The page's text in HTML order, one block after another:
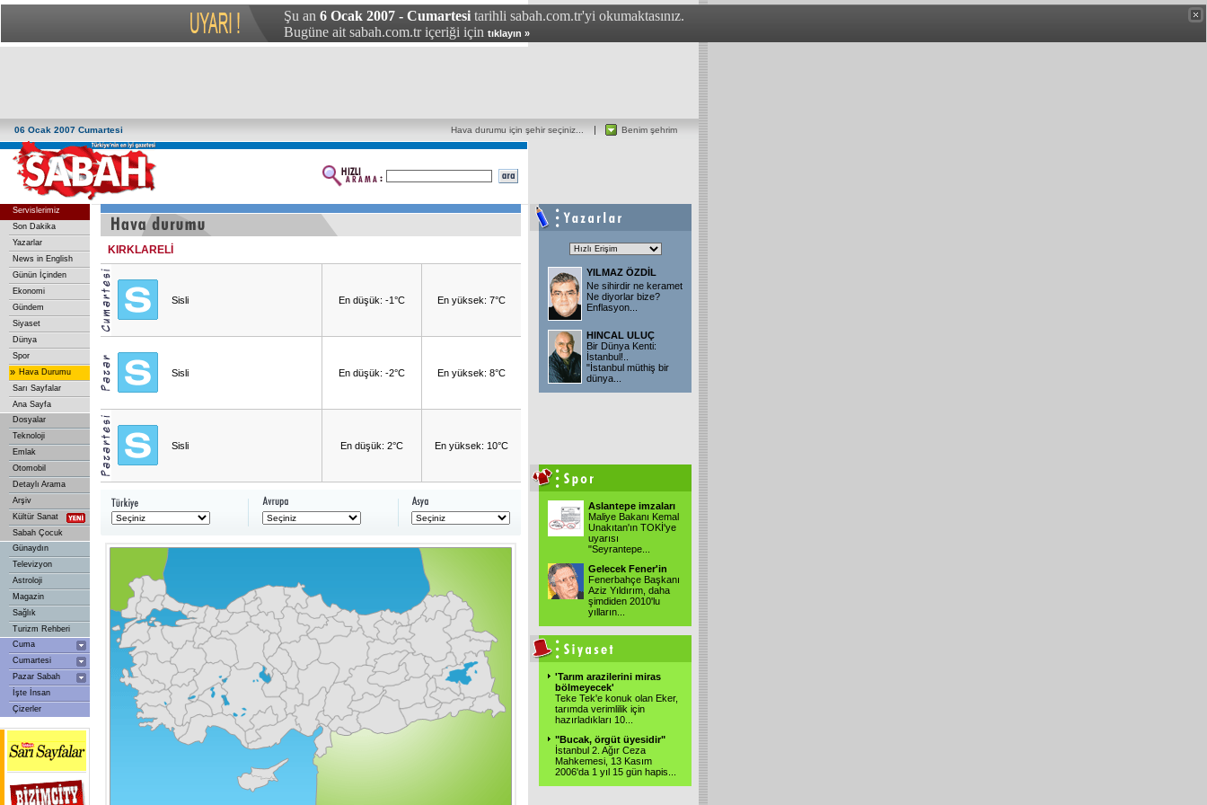
Şu an 6 Ocak 2007 - Cumartesi tarihli sabah.com.tr'yi okumaktasınız.
Bugüne ait sabah.com.tr içeriği için tıklayın »
06 Ocak 2007 Cumartesi Benim şehrim
Hava durumu için şehir seçiniz...
Servislerimiz
Son Dakika
Yazarlar
News in English
Günün İçinden
Ekonomi
Gündem
Siyaset
Dünya
Spor
» Hava Durumu
Sarı Sayfalar
Ana Sayfa
Dosyalar
Teknoloji
Emlak
Otomobil
Detaylı Arama
Arşiv
Kültür Sanat
Sabah Çocuk
Günaydın
Televizyon
Astroloji
Magazin
Sağlık
Turizm Rehberi
Cuma
Cumartesi
Pazar Sabah
İşte İnsan
Çizerler
KIRKLARELİ
Sisli En düşük: -1°C En yüksek: 7°C
Sisli En düşük: -2°C En yüksek: 8°C
Sisli En düşük: 2°C En yüksek: 10°C
YILMAZ ÖZDİL
Ne sihirdir ne keramet
Ne diyorlar bize?
Enflasyon...
HINCAL ULUÇ
Bir Dünya Kenti:
İstanbul!..
"İstanbul müthiş bir
dünya...
Aslantepe imzaları
Maliye Bakanı Kemal
Unakıtan'ın TOKİ'ye
uyarısı
"Seyrantepe...
Gelecek Fener'in
Fenerbahçe Başkanı
Aziz Yıldırım, daha
şimdiden 2010'lu
yılların...
'Tarım arazilerini miras
bölmeyecek'
Teke Tek'e konuk olan Eker,
tarımda verimlilik için
hazırladıkları 10...
"Bucak, örgüt üyesidir"
İstanbul 2. Ağır Ceza
Mahkemesi, 13 Kasım
2006'da 1 yıl 15 gün hapis...